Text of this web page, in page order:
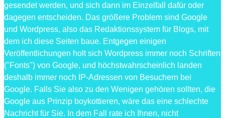
gesendet werden, und sich dann im Einzelfall dafür oder
dagegen entscheiden. Das größere Problem sind Google
und Wordpress, also das Redaktionssystem für Blogs, mit
dem ich diese Seiten baue. Entgegen einigen
Veröffentlichungen holt sich Wordpress immer noch Schriften
("Fonts") von Google, und höchstwahrscheinlich landen
deshalb immer noch IP-Adressen von Besuchern bei
Google. Falls Sie also zu den Wenigen gehören sollten, die
Google aus Prinzip boykottieren, wäre das eine schlechte
Nachricht für Sie. In dem Fall rate ich Ihnen, nicht